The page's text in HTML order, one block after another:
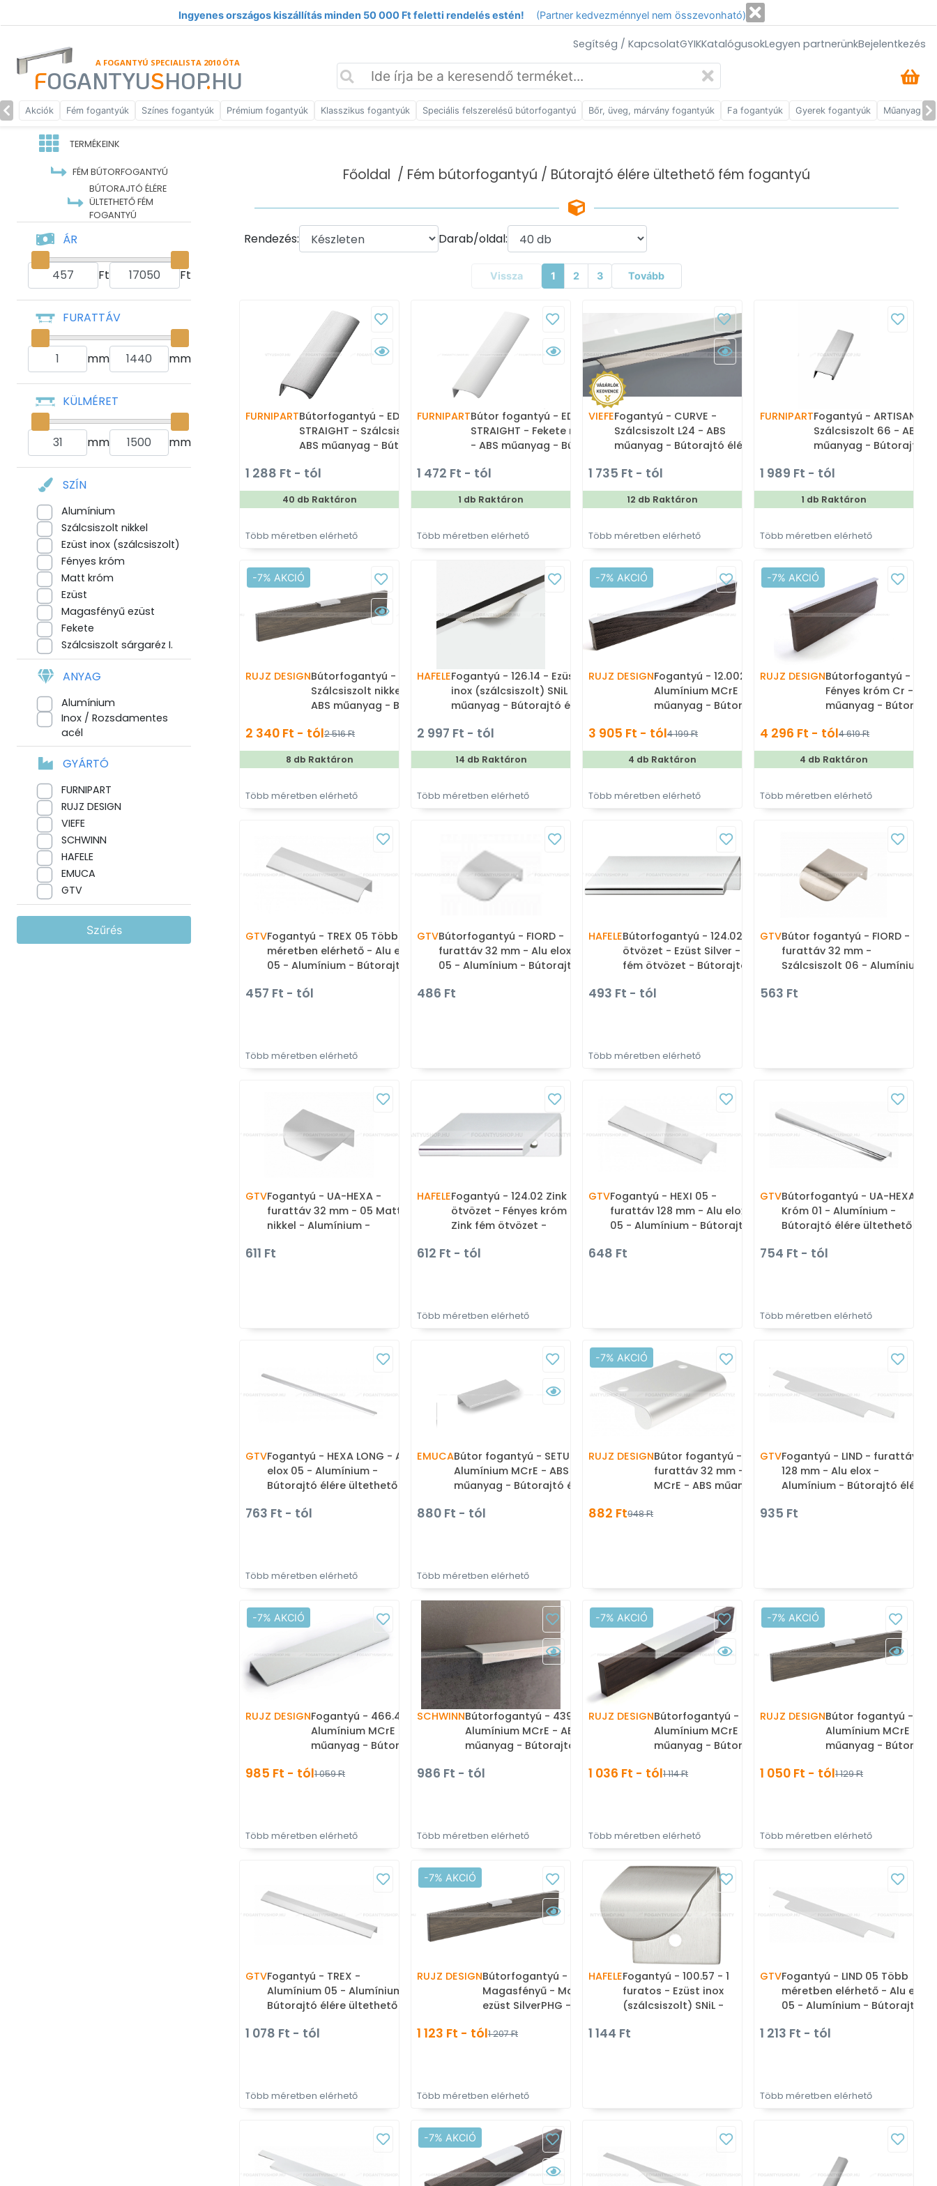
Ingyenes országos kiszállítás minden 50 000 Ft feletti rendelés estén! (Partner kedvezménnyel nem összevonható)
Segítség / KapcsolatGYIKKatalógusokLegyen partnerünkBejelentkezés
A FOGANTYÚ SPECIALISTA 2010 ÓTA
FOGANTYUSHOP.HU
Akciók Fém fogantyúk Színes fogantyúk Prémium fogantyúk Klasszikus fogantyúk Speciális felszerelésű bútorfogantyú Bőr, üveg, márvány fogantyúk Fa fogantyúk Gyerek fogantyúk Műanyag
TERMÉKEINK
FÉM BÚTORFOGANTYÚ
BÚTORAJTÓ ÉLÉRE
ÜLTETHETŐ FÉM
FOGANTYÚ
ÁR
Ft Ft
FURATTÁV
mm mm
KÜLMÉRET
mm mm
SZÍN
Alumínium
Szálcsiszolt nikkel
Ezüst inox (szálcsiszolt)
Fényes króm
Matt króm
Ezüst
Magasfényű ezüst
Fekete
Szálcsiszolt sárgaréz I.
ANYAG
Alumínium
Inox / Rozsdamentes
acél
GYÁRTÓ
FURNIPART
RUJZ DESIGN
VIEFE
SCHWINN
HAFELE
EMUCA
GTV
Szűrés
Főoldal / Fém bútorfogantyú / Bútorajtó élére ültethető fém fogantyú
Rendezés: Darab/oldal:
Vissza 1 2 3 Tovább
FURNIPARTBútorfogantyú - EDGE
STRAIGHT - Szálcsiszolt 66 -
ABS műanyag - Bútorajtó
fogantyú
1 288 Ft - tól
40 db Raktáron
Több méretben elérhető
FURNIPARTBútor fogantyú - EDGE
STRAIGHT - Fekete nikkel 12
- ABS műanyag - Bútorajtó
fogantyú
1 472 Ft - tól
1 db Raktáron
Több méretben elérhető
VIEFEFogantyú - CURVE -
Szálcsiszolt L24 - ABS
műanyag - Bútorajtó élére
1 735 Ft - tól
12 db Raktáron
Több méretben elérhető
FURNIPARTFogantyú - ARTISAN -
Szálcsiszolt 66 - ABS
műanyag - Bútorajtó
1 989 Ft - tól
1 db Raktáron
Több méretben elérhető
-7% AKCIÓ
RUJZ DESIGNBútorfogantyú - 658.35 -
Szálcsiszolt nikkel NisatE -
ABS műanyag - Bútorajtó
fogantyú
2 340 Ft - tól2 516 Ft
8 db Raktáron
Több méretben elérhető
HAFELEFogantyú - 126.14 - Ezüst
inox (szálcsiszolt) SNiL - ABS
műanyag - Bútorajtó élére
2 997 Ft - tól
14 db Raktáron
Több méretben elérhető
-7% AKCIÓ
RUJZ DESIGNFogantyú - 12.002A -
Alumínium MCrE - ABS
műanyag - Bútorajtó élére
3 905 Ft - tól4 199 Ft
4 db Raktáron
Több méretben elérhető
-7% AKCIÓ
RUJZ DESIGNBútorfogantyú -
Fényes króm Cr - ABS
műanyag -
4 296 Ft - tól4 619 Ft
4 db Raktáron
Több méretben elérhető
GTVFogantyú - TREX 05 Több
méretben elérhető - Alu elox
05 - Alumínium - Bútorajtó
fogantyú
457 Ft - tól
Több méretben elérhető
GTVBútorfogantyú - FIORD -
furattáv 32 mm - Alu elox
05 - Alumínium - Bútorajtó
fogantyú
486 Ft
HAFELEBútorfogantyú - 124.02 Zink
ötvözet - Ezüst Silver - Zink
fém ötvözet - Bútorajtó
fogantyú
493 Ft - tól
Több méretben elérhető
GTVBútor fogantyú - FIORD -
furattáv 32 mm -
Szálcsiszolt 06 - Alumínium
fém fogantyú
563 Ft
GTVFogantyú - UA-HEXA -
furattáv 32 mm - 05 Matt
nikkel - Alumínium -
fém fogantyú
611 Ft
HAFELEFogantyú - 124.02 Zink
ötvözet - Fényes króm Cr -
Zink fém ötvözet -
fém fogantyú
612 Ft - tól
Több méretben elérhető
GTVFogantyú - HEXI 05 -
furattáv 128 mm - Alu elox
05 - Alumínium - Bútorajtó
fogantyú
648 Ft
GTVBútorfogantyú - UA-HEXA -
Króm 01 - Alumínium -
Bútorajtó élére ültethető
754 Ft - tól
Több méretben elérhető
GTVFogantyú - HEXA LONG - Alu
elox 05 - Alumínium -
Bútorajtó élére ültethető
763 Ft - tól
Több méretben elérhető
EMUCABútor fogantyú - SETUBAL -
Alumínium MCrE - ABS
műanyag - Bútorajtó élére
880 Ft - tól
Több méretben elérhető
-7% AKCIÓ
RUJZ DESIGNBútor fogantyú - 32 616.08 -
furattáv 32 mm - Alumínium
MCrE - ABS műanyag -
882 Ft948 Ft
GTVFogantyú - LIND - furattáv
128 mm - Alu elox -
Alumínium - Bútorajtó élére
935 Ft
-7% AKCIÓ
RUJZ DESIGNFogantyú - 466.43 -
Alumínium MCrE - ABS
műanyag - Bútorajtó élére
985 Ft - tól1 059 Ft
Több méretben elérhető
SCHWINNBútorfogantyú - 4394 -
Alumínium MCrE - ABS
műanyag - Bútorajtó élére
986 Ft - tól
Több méretben elérhető
-7% AKCIÓ
RUJZ DESIGNBútorfogantyú - 606.40 -
Alumínium MCrE - ABS
műanyag - Bútorajtó élére
1 036 Ft - tól1 114 Ft
Több méretben elérhető
-7% AKCIÓ
RUJZ DESIGNBútor fogantyú -
Alumínium MCrE -
műanyag -
1 050 Ft - tól1 129 Ft
Több méretben elérhető
GTVFogantyú - TREX -
Alumínium 05 - Alumínium -
Bútorajtó élére ültethető
1 078 Ft - tól
Több méretben elérhető
-7% AKCIÓ
RUJZ DESIGNBútorfogantyú - 658.35
Magasfényű - Magasfényű
ezüst SilverPHG - ABS
ültethető fém fogantyú
1 123 Ft - tól1 207 Ft
Több méretben elérhető
HAFELEFogantyú - 100.57 - 1
furatos - Ezüst inox
(szálcsiszolt) SNiL -
ültethető fém fogantyú
1 144 Ft
GTVFogantyú - LIND 05 Több
méretben elérhető - Alu elox
05 - Alumínium - Bútorajtó
fogantyú
1 213 Ft - tól
Több méretben elérhető
-7% AKCIÓ